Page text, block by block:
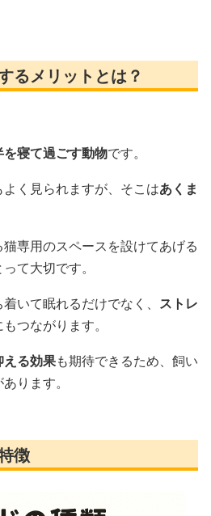
るメリットとは？
寝て過ごす動物です。
く見られますが、そこはあくま
専用のスペースを設けてあげる
て大切です。
いて眠れるだけでなく、 ストレ
もつながります。
える効果も期待できるため、飼い
ります。
徴